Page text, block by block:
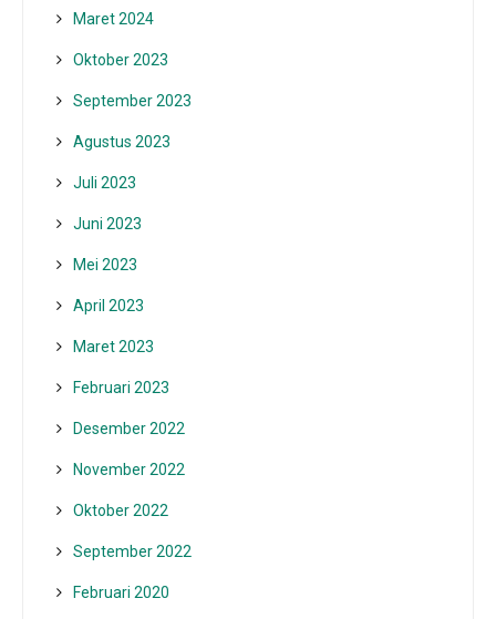
Maret 2024
Oktober 2023
September 2023
Agustus 2023
Juli 2023
Juni 2023
Mei 2023
April 2023
Maret 2023
Februari 2023
Desember 2022
November 2022
Oktober 2022
September 2022
Februari 2020